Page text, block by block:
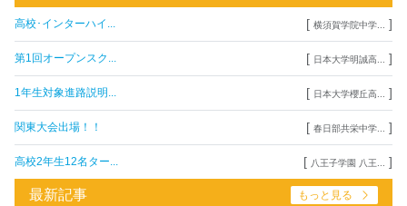
高校･インターハイ... [ 横須賀学院中学... ]
第1回オープンスク... [ 日本大学明誠高... ]
1年生対象進路説明... [ 日本大学櫻丘高... ]
関東大会出場！！ [ 春日部共栄中学... ]
高校2年生12名ター... [ 八王子学園 八王... ]
最新記事 もっと見る